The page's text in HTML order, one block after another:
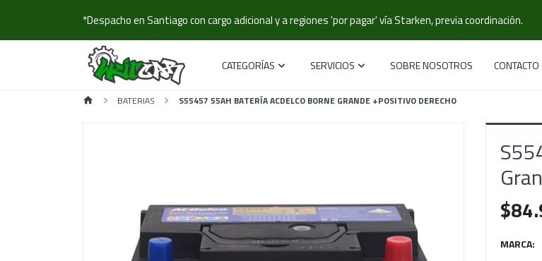
*Despacho en Santiago con cargo adicional y a regiones 'por pagar' vía Starken, previa coordinación.
CATEGORÍAS SERVICIOS SOBRE NOSOTROS CONTACTO
BATERIAS S55457 55AH BATERÍA ACDELCO BORNE GRANDE +POSITIVO DERECHO
MARCA: